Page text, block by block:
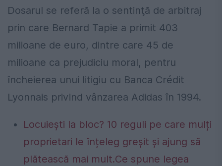
Dosarul se referă la o sentinţă de arbitraj
prin care Bernard Tapie a primit 403
milioane de euro, dintre care 45 de
milioane ca prejudiciu moral, pentru
încheierea unui litigiu cu Banca Crédit
Lyonnais privind vânzarea Adidas în 1994.
Locuiești la bloc? 10 reguli pe care mulți
proprietari le înțeleg greșit și ajung să
plătească mai mult.Ce spune legea